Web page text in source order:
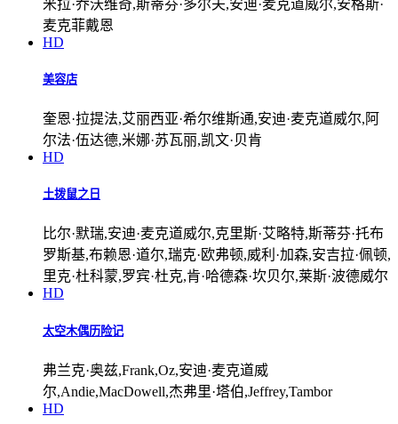
米拉·乔沃维奇,斯蒂芬·多尔夫,安迪·麦克道威尔,安格斯·
麦克菲戴恩
HD
美容店
奎恩·拉提法,艾丽西亚·希尔维斯通,安迪·麦克道威尔,阿
尔法·伍达德,米娜·苏瓦丽,凯文·贝肯
HD
土拨鼠之日
比尔·默瑞,安迪·麦克道威尔,克里斯·艾略特,斯蒂芬·托布
罗斯基,布赖恩·道尔,瑞克·欧弗顿,威利·加森,安吉拉·佩顿,
里克·杜科蒙,罗宾·杜克,肯·哈德森·坎贝尔,莱斯·波德威尔
HD
太空木偶历险记
弗兰克·奥兹,Frank,Oz,安迪·麦克道威
尔,Andie,MacDowell,杰弗里·塔伯,Jeffrey,Tambor
HD